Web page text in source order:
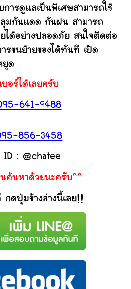
ารดูแลเป็นพิเศษสามารถใช้
มกันแดด กันฝน สามารถ
ได้อย่างปลอดภัย สนใจติดต่อ
รขนย้ายของได้ทันที เปิด
ยุด
บอร์ได้เลยครับ
641-9488
856-3458
ID : @chatee
ค้นหาด้วยนะครับ^^
ดปุ่มข้างล่างนี้เลย!!